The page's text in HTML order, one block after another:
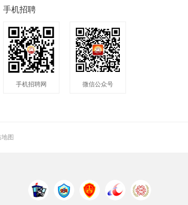
手机招聘
手机招聘网 微信公众号
地图